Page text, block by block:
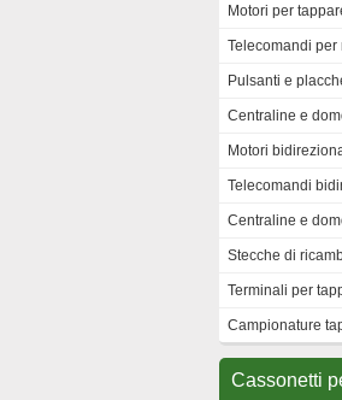
Motori per
Telecomandi per
Pulsanti e
Centraline e
Motori
Telecomandi
Centraline e
Stecche di
Terminali per
Campionature
Cassonetti